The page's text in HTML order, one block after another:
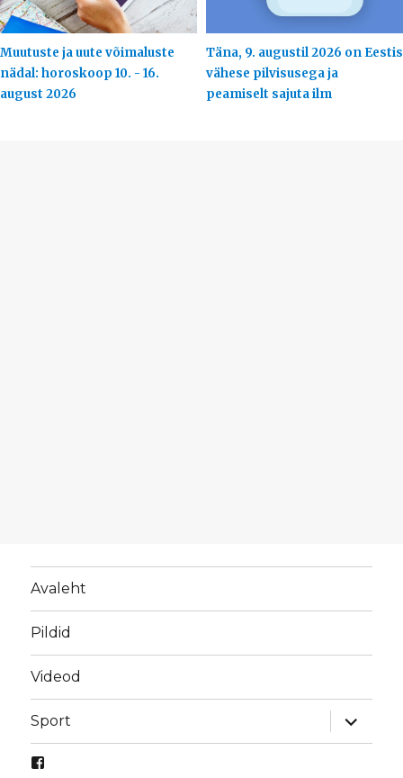
Muutuste ja uute võimaluste
nädal: horoskoop 10. - 16.
august 2026
Täna, 9. augustil 2026 on Eestis
vähese pilvisusega ja
peamiselt sajuta ilm
Avaleht
Pildid
Videod
Sport
laienda